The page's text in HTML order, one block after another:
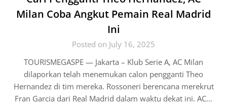
Milan Coba Angkut Pemain Real Madrid
Ini
Posted on July 16, 2025
TOURISMEGASPE — Jakarta – Klub Serie A, AC Milan
dilaporkan telah menemukan calon pengganti Theo
Hernandez di tim mereka. Rossoneri berencana merekrut
Fran Garcia dari Real Madrid dalam waktu dekat ini. AC…